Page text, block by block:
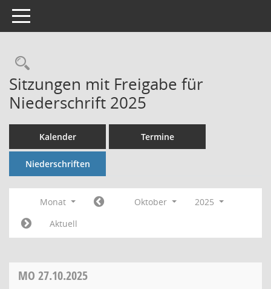
Toggle navigation
Rechercheauswahl
Sitzungen mit Freigabe für
Niederschrift 2025
Kalender Termine
Niederschriften
Monat Oktober
2025
Aktuell
MO 27.10.2025